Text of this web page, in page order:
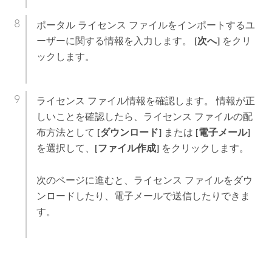
ポータル ライセンス ファイルをインポートするユ
ーザーに関する情報を入力します。 [次へ]をクリ
ックします。
ライセンス ファイル情報を確認します。 情報が正
しいことを確認したら、ライセンス ファイルの配
布方法として [ダウンロード]または [電子メール]
を選択して、 [ファイル作成]をクリックします。
次のページに進むと、ライセンス ファイルをダウ
ンロードしたり、電子メールで送信したりできま
す。